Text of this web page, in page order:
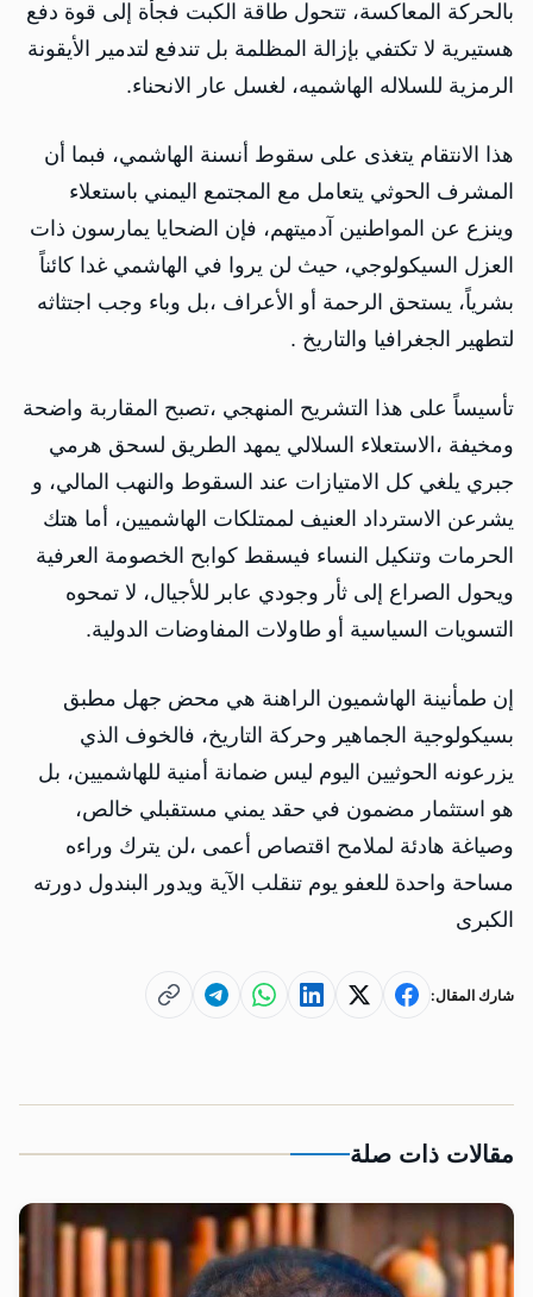
بالحركة المعاكسة، تتحول طاقة الكبت فجأة إلى قوة دفع
هستيرية لا تكتفي بإزالة المظلمة بل تندفع لتدمير الأيقونة
الرمزية للسلاله الهاشميه، لغسل عار الانحناء.
هذا الانتقام يتغذى على سقوط أنسنة الهاشمي، فبما أن
المشرف الحوثي يتعامل مع المجتمع اليمني باستعلاء
وينزع عن المواطنين آدميتهم، فإن الضحايا يمارسون ذات
العزل السيكولوجي، حيث لن يروا في الهاشمي غدا كائناً
بشرياً، يستحق الرحمة أو الأعراف ،بل وباء وجب اجتثاثه
لتطهير الجغرافيا والتاريخ .
تأسيساً على هذا التشريح المنهجي ،تصبح المقاربة واضحة
ومخيفة ،الاستعلاء السلالي يمهد الطريق لسحق هرمي
جبري يلغي كل الامتيازات عند السقوط والنهب المالي، و
يشرعن الاسترداد العنيف لممتلكات الهاشميين، أما هتك
الحرمات وتنكيل النساء فيسقط كوابح الخصومة العرفية
ويحول الصراع إلى ثأر وجودي عابر للأجيال، لا تمحوه
التسويات السياسية أو طاولات المفاوضات الدولية.
إن طمأنينة الهاشميون الراهنة هي محض جهل مطبق
بسيكولوجية الجماهير وحركة التاريخ، فالخوف الذي
يزرعونه الحوثيين اليوم ليس ضمانة أمنية للهاشميين، بل
هو استثمار مضمون في حقد يمني مستقبلي خالص،
وصياغة هادئة لملامح اقتصاص أعمى ،لن يترك وراءه
مساحة واحدة للعفو يوم تنقلب الآية ويدور البندول دورته
الكبرى
شارك المقال:
مقالات ذات صلة